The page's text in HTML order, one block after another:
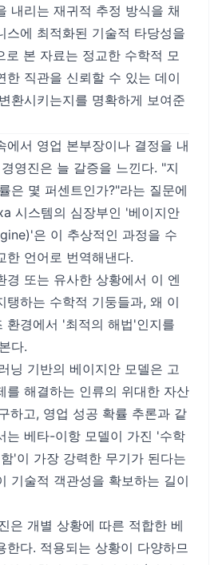
내리는 재귀적 추정 방식을 채
스에 최적화된 기술적 타당성을
로 본 자료는 정교한 수학적 모
한 직관을 신뢰할 수 있는 데이
환시키는지를 명확하게 보여준
에서 영업 본부장이나 결정을 내
영진은 늘 갈증을 느낀다. "지
은 몇 퍼센트인가?"라는 질문에
시스템의 심장부인 '베이지안
은 이 추상적인 과정을 수
한 언어로 번역해낸다.
경 또는 유사한 상황에서 이 엔
탱하는 수학적 기둥들과, 왜 이
환경에서 '최적의 해법'인지를
다.
닝 기반의 베이지안 모델은 고
를 해결하는 인류의 위대한 자산
하고, 영업 성공 확률 추론과 같
는 베타-이항 모델이 가진 '수학
'이 가장 강력한 무기가 된다는
기술적 객관성을 확보하는 길이
은 개별 상황에 따른 적합한 베
한다. 적용되는 상황이 다양하므